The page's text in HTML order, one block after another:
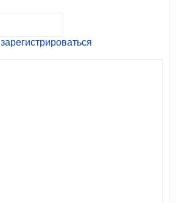
зарегистрироваться